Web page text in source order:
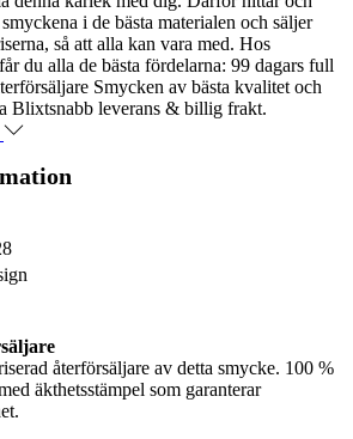
i de bästa materialen och säljer
så att alla kan vara med. Hos
du alla de bästa fördelarna: 99 dagars full
Smycken av bästa kvalitet och
Blixtsnabb leverans & billig frakt.
återförsäljare av detta smycke. 100 %
äkthetsstämpel som garanterar